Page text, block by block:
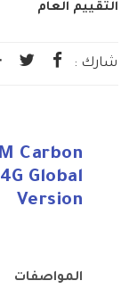
التقييم العام
شارك :
Carbon
Global
Version
المواصفات